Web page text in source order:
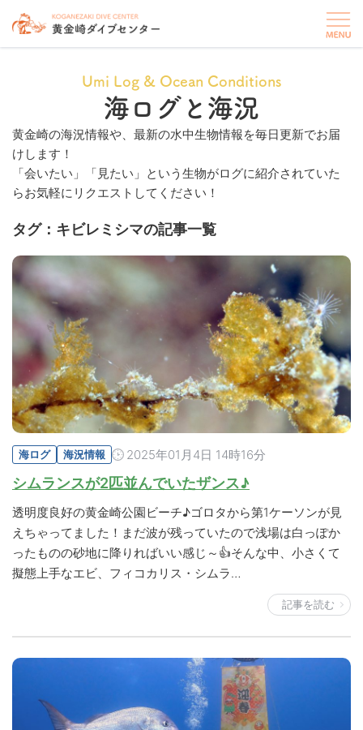
Umi Log & Ocean Conditions
海ログと海況
黄金崎の海況情報や、最新の水中生物情報を毎日更新でお届
けします！
「会いたい」「見たい」という生物がログに紹介されていた
らお気軽にリクエストしてください！
タグ：キビレミシマの記事一覧
海ログ 海況情報 2025年01月4日 14時16分
シムランスが2匹並んでいたザンス♪
透明度良好の黄金崎公園ビーチ♪ゴロタから第1ケーソンが見
えちゃってました！まだ波が残っていたので浅場は白っぽか
ったものの砂地に降りればいい感じ～👍そんな中、小さくて
擬態上手なエビ、フィコカリス・シムラ…
記事を読む